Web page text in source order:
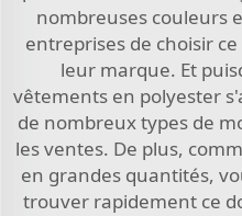
nombreuses couleurs
entreprises de choisir
leur marque. Et
vêtements en polyester
de nombreux types de
les ventes. De plus,
en grandes quantités,
trouver rapidement ce